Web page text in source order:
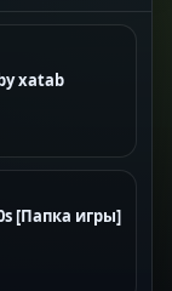
xatab
[Папка игры]